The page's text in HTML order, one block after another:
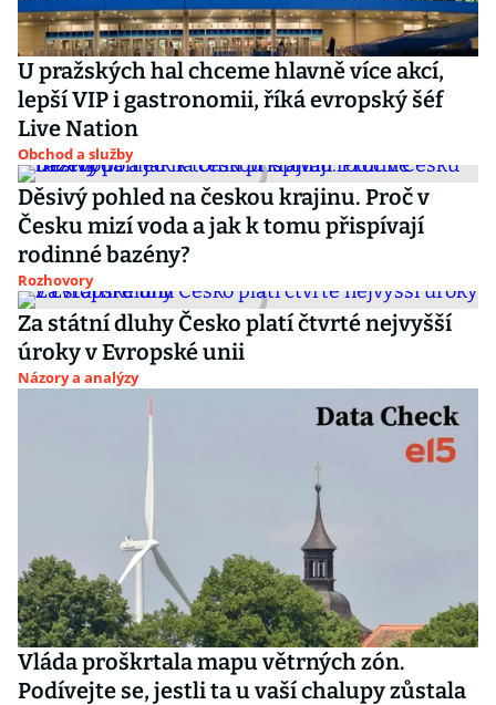
U pražských hal chceme hlavně více akcí,
lepší VIP i gastronomii, říká evropský šéf
Live Nation
Obchod a služby
Děsivý pohled na českou krajinu. Proč v
Česku mizí voda a jak k tomu přispívají
rodinné bazény?
Rozhovory
Za státní dluhy Česko platí čtvrté nejvyšší
úroky v Evropské unii
Názory a analýzy
Vláda proškrtala mapu větrných zón.
Podívejte se, jestli ta u vaší chalupy zůstala